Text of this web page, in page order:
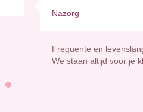
Nazorg
Frequente en
We staan altijd voor je